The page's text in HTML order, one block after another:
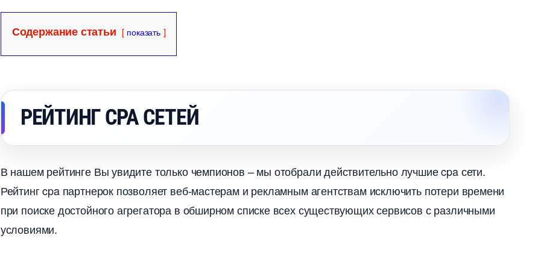
Содержание статьи показать
РЕЙТИНГ CPA СЕТЕЙ
нашем рейтинге Вы увидите только чемпионов – мы отобрали действительно лучшие cpa сети.
Рейтинг cpa партнерок позволяет веб-мастерам и рекламным агентствам исключить потери времени
при поиске достойного агрегатора в обширном списке всех существующих сервисов с различными
условиями.